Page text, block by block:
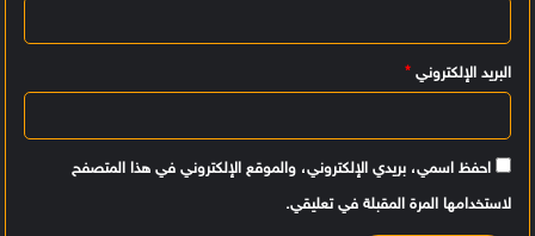
البريد الإلكتروني *
احفظ اسمي، بريدي الإلكتروني، والموقع الإلكتروني في هذا المتصفح
لاستخدامها المرة المقبلة في تعليقي.